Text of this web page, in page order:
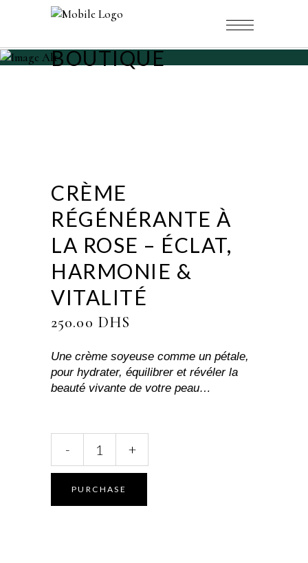
BOUTIQUE
CRÈME
RÉGÉNÉRANTE À
LA ROSE – ÉCLAT,
HARMONIE &
VITALITÉ
250.00 DHS
Une crème soyeuse comme un pétale,
pour hydrater, équilibrer et révéler la
beauté vivante de votre peau…
régénérante
à
Rose
- +
PURCHASE